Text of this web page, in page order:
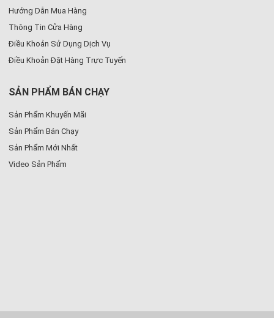
Hướng Dẫn Mua Hàng
Thông Tin Cửa Hàng
Điều Khoản Sử Dụng Dịch Vụ
Điều Khoản Đặt Hàng Trực Tuyến
SẢN PHẨM BÁN CHẠY
Sản Phẩm Khuyến Mãi
Sản Phẩm Bán Chạy
Sản Phẩm Mới Nhất
Video Sản Phẩm